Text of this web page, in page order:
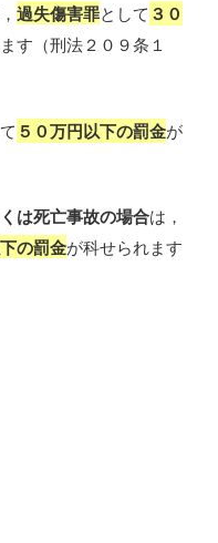
過失傷害罪として ３０
す（刑法２０９条１
５０万円以下の罰金が
は死亡事故の場合は，
の罰金が科せられます